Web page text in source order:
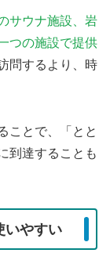
サウナ施設、岩
つの施設で提供
問するより、時
ことで、「とと
到達することも
いやすい